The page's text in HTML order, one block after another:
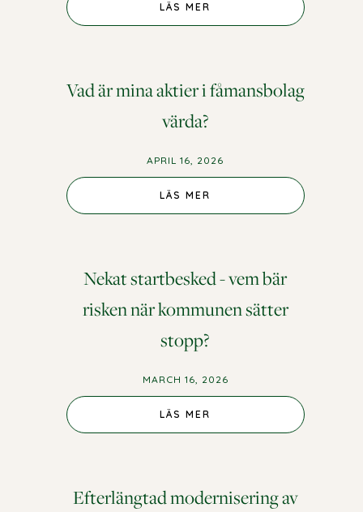
LÄS MER
Vad är mina aktier i fåmansbolag
värda?
APRIL 16, 2026
LÄS MER
Nekat startbesked - vem bär
risken när kommunen sätter
stopp?
MARCH 16, 2026
LÄS MER
Efterlängtad modernisering av